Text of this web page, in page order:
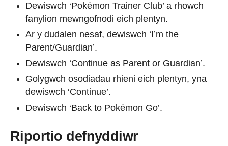
Dewiswch ‘Pokémon Trainer Club’ a rhowch
fanylion mewngofnodi eich plentyn.
Ar y dudalen nesaf, dewiswch ‘I’m the
Parent/Guardian’.
Dewiswch ‘Continue as Parent or Guardian’.
Golygwch osodiadau rhieni eich plentyn, yna
dewiswch ‘Continue’.
Dewiswch ‘Back to Pokémon Go’.
Riportio defnyddiwr